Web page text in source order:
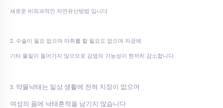
새로운 비외과적인 자연유산방법 입니다
2. 수술이 필요 없으며 마취를 할 필요도 없으며 자궁에
기타 물질이 들어가지 않으므로 감염의 가능성이 현저히 감소합니다
3. 약물낙태는 일상 생활에 전혀 지장이 없으며
여성의 몸에 낙태흔적을 남기지 않습니다